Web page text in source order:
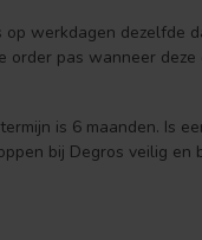
werkdagen dezelfde
pas wanneer deze
is 6 maanden. Is
bij Degros veilig en